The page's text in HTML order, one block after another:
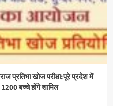
प्रतिभा खोज परीक्षा:पूरे प्रदेश में
बच्चे होंगे शामिल